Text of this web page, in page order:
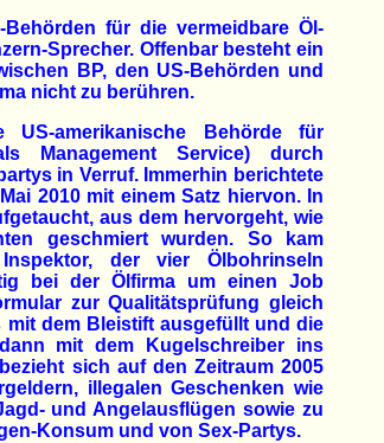
für die vermeidbare Öl-
Sprecher. Offenbar besteht ein
BP, den US-Behörden und
nicht zu berühren.
amerikanische Behörde für
Management Service) durch
in Verruf. Immerhin berichtete
2010 mit einem Satz hiervon. In
aus dem hervorgeht, wie
geschmiert wurden. So kam
der vier Ölbohrinseln
bei der Ölfirma um einen Job
zur Qualitätsprüfung gleich
dem Bleistift ausgefüllt und die
mit dem Kugelschreiber ins
sich auf den Zeitraum 2005
illegalen Geschenken wie
und Angelausflügen sowie zu
Konsum und von Sex-Partys.